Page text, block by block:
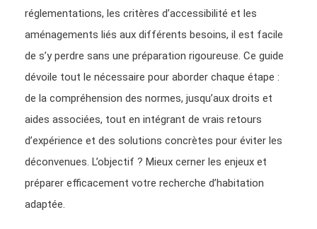
réglementations, les critères d’accessibilité et les
aménagements liés aux différents besoins, il est facile
de s’y perdre sans une préparation rigoureuse. Ce guide
dévoile tout le nécessaire pour aborder chaque étape :
de la compréhension des normes, jusqu’aux droits et
aides associées, tout en intégrant de vrais retours
d’expérience et des solutions concrètes pour éviter les
déconvenues. L’objectif ? Mieux cerner les enjeux et
préparer efficacement votre recherche d’habitation
adaptée.